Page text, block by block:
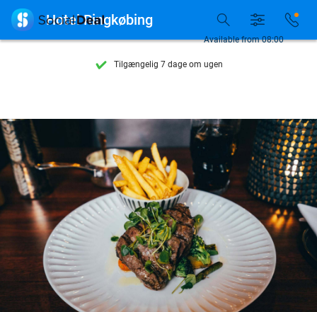
Se flere end 15.000 deals
Tilgængelig 7 dage om ugen
9,4 baseret på206.261 anmeldelser
Se flere end 15.000 deals
Tilgængelig 7 dage om ugen
10+ millioner medlemmer
Available from 08:00
 Hotel Ringkøbing